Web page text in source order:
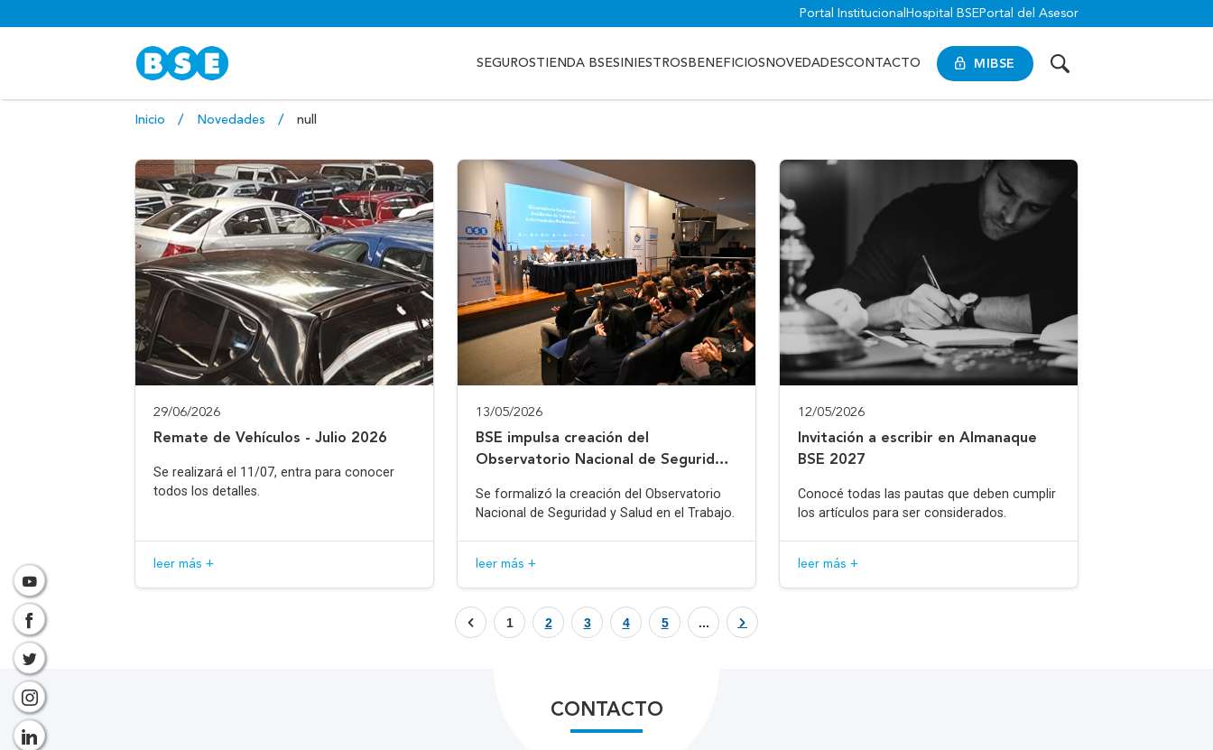
Portal Institucional Hospital BSE Portal del Asesor
MIBSE
SEGUROSTIENDA BSESINIESTROS BENEFICIOS NOVEDADESCONTACTO
Inicio Novedades null
29/06/2026
Remate de Vehículos - Julio 2026
Se realizará el 11/07, entra para conocer
todos los detalles.
leer más +
13/05/2026
BSE impulsa creación del
Observatorio Nacional de Seguridad
Se formalizó la creación del Observatorio
Nacional de Seguridad y Salud en el Trabajo.
leer más +
12/05/2026
Invitación a escribir en Almanaque
BSE 2027
Conocé todas las pautas que deben cumplir
los artículos para ser considerados.
leer más +
1 2 3 4 5 ...
CONTACTO